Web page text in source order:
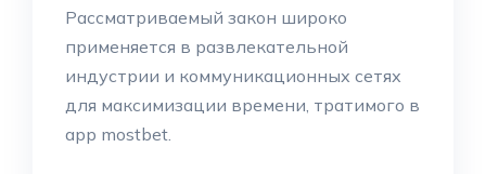
Рассматриваемый закон широко
применяется в развлекательной
индустрии и коммуникационных сетях
для максимизации времени, тратимого в
app mostbet.